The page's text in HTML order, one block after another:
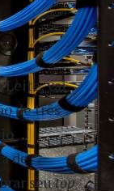
Leite, vai
de três
de
seutop